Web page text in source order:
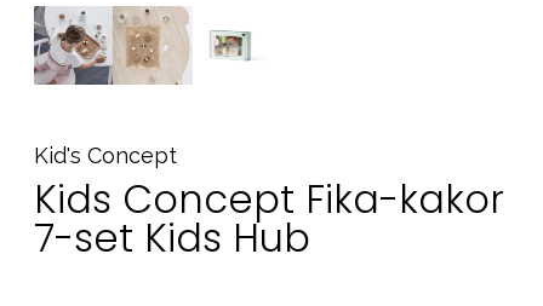
Kid's Concept
Kids Concept Fika-kakor
7-set Kids Hub
Sol och bad
Kontakta oss